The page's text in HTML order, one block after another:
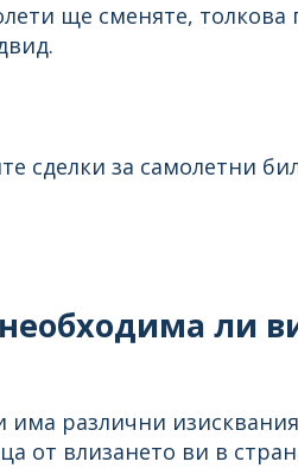
ще сменяте, толкова
сделки за самолетни
ли
има различни
от влизането ви в